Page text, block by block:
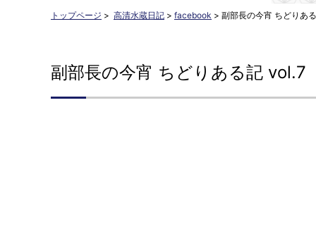
トップページ > 高清水蔵日記 > facebook > 副部長の今宵 ちどりあ
副部長の今宵 ちどりある記